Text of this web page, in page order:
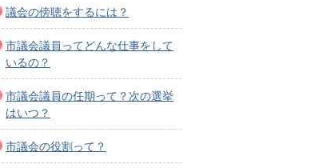
議会の傍聴をするには？
市議会議員ってどんな仕事をして
いるの？
市議会議員の任期って？次の選挙
はいつ？
市議会の役割って？